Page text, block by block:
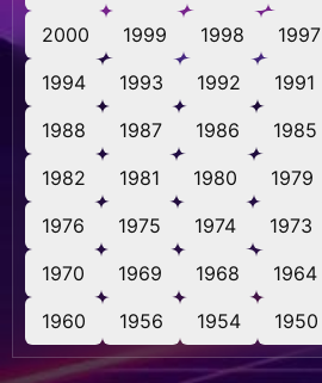
2000
1999 1998 1997
1994
1993 1992 1991
1988
1987 1986 1985
1982
1981 1980 1979
1976
1975 1974 1973
1970
1969 1968 1964
1960
1956 1954 1950